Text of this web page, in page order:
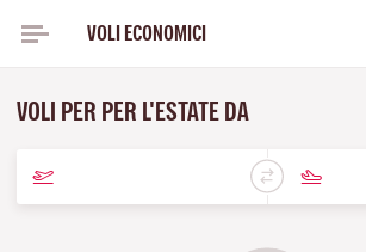
VOLI ECONOMICI
VOLI PER PER L'ESTATE DA